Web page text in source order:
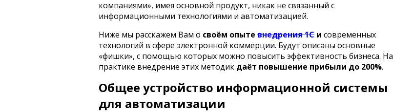
компаниями», имея основной продукт, никак не связанный с
информационными технологиями и автоматизацией.
Ниже мы расскажем Вам о своём опыте внедрения 1С и современных
технологий в сфере электронной коммерции. Будут описаны основные
«фишки», с помощью которых можно повысить эффективность бизнеса. На
практике внедрение этих методик даёт повышение прибыли до 200%.
Общее устройство информационной системы
для автоматизации